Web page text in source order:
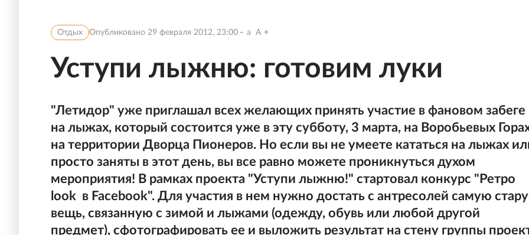
Отдых Опубликовано 29 февраля 2012, 23:00 a A
Уступи лыжню: готовим луки
"Летидор" уже приглашал всех желающих принять участие в фановом забеге
на лыжах, который состоится уже в эту субботу, 3 марта, на Воробьевых
на территории Дворца Пионеров. Но если вы не умеете кататься на лыжах
просто заняты в этот день, вы все равно можете проникнуться духом
мероприятия! В рамках проекта "Уступи лыжню!" стартовал конкурс "Ретро
look в Facebook". Для участия в нем нужно достать с антресолей самую
вещь, связанную с зимой и лыжами (одежду, обувь или любой другой
предмет), сфотографировать ее и выложить результат на стену группы